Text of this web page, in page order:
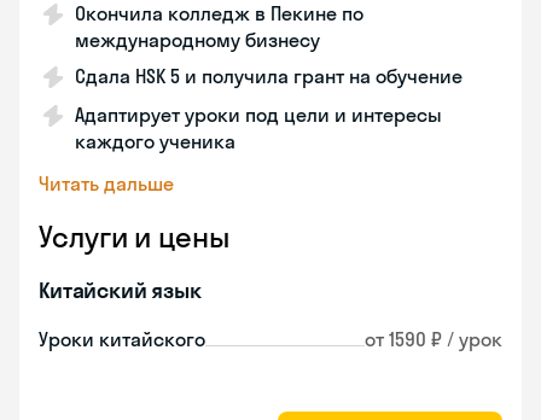
Окончила колледж в Пекине по
международному бизнесу
Сдала HSK 5 и получила грант на обучение
Адаптирует уроки под цели и интересы
каждого ученика
Читать дальше
Услуги и цены
Китайский язык
Уроки китайского от 1590 ₽ / урок